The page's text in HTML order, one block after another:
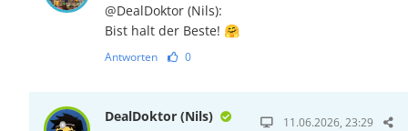
@DealDoktor (Nils):
Bist halt der Beste! 🤗
Antworten 0
DealDoktor (Nils) 11.06.2026, 23:29